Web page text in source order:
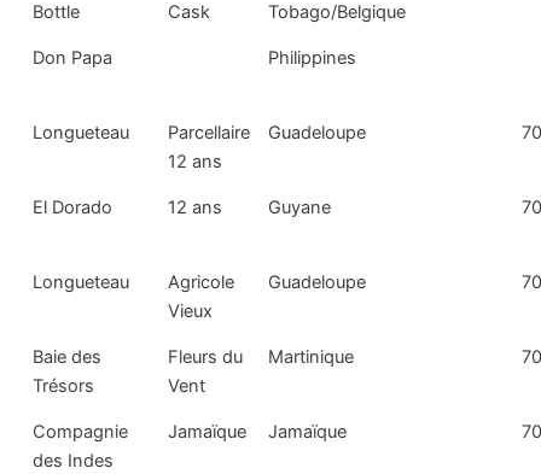
Bottle
Cask
Tobago/Belgique
Don Papa Philippines
Longueteau
Parcellaire
12 ans
Guadeloupe
El Dorado 12 ans Guyane
Longueteau
Agricole
Vieux
Guadeloupe
Baie des
Trésors
Fleurs du
Vent
Martinique
Compagnie
des Indes
Jamaïque Jamaïque